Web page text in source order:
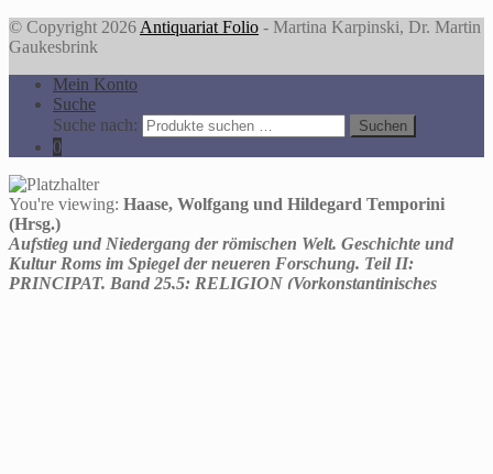
© Copyright 2026 Antiquariat Folio - Martina Karpinski, Dr. Martin
Gaukesbrink
Mein Konto
Suche
Suche nach:
Suchen
0
You're viewing: Haase, Wolfgang und Hildegard Temporini
(Hrsg.)
Aufstieg und Niedergang der römischen Welt. Geschichte und
Kultur Roms im Spiegel der neueren Forschung. Teil II:
PRINCIPAT. Band 25,5: RELIGION (Vorkonstantinisches